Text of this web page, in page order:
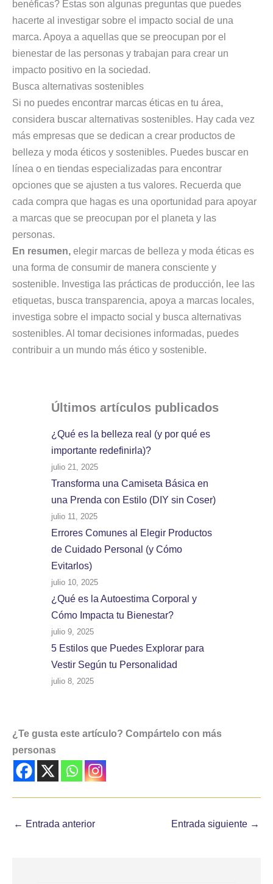
benéficas? Estas son algunas preguntas que puedes
hacerte al investigar sobre el impacto social de una
marca. Apoya a aquellas que se preocupan por el
bienestar de las personas y trabajan para crear un
impacto positivo en la sociedad.
Busca alternativas sostenibles
Si no puedes encontrar marcas éticas en tu área,
considera buscar alternativas sostenibles. Hay cada vez
más empresas que se dedican a crear productos de
belleza y moda éticos y sostenibles. Puedes buscar en
línea o en tiendas especializadas para encontrar
opciones que se ajusten a tus valores. Recuerda que
cada compra que hagas es una oportunidad para apoyar
a marcas que se preocupan por el planeta y las
personas.
En resumen, elegir marcas de belleza y moda éticas es
una forma de consumir de manera consciente y
sostenible. Investiga las prácticas de producción, lee las
etiquetas, busca transparencia, apoya a marcas locales,
investiga sobre el impacto social y busca alternativas
sostenibles. Al tomar decisiones informadas, puedes
contribuir a un mundo más ético y sostenible.
Últimos artículos publicados
¿Qué es la belleza real (y por qué es
importante redefinirla)?
julio 21, 2025
Transforma una Camiseta Básica en
una Prenda con Estilo (DIY sin Coser)
julio 11, 2025
Errores Comunes al Elegir Productos
de Cuidado Personal (y Cómo
Evitarlos)
julio 10, 2025
¿Qué es la Autoestima Corporal y
Cómo Impacta tu Bienestar?
julio 9, 2025
5 Estilos que Puedes Explorar para
Vestir Según tu Personalidad
julio 8, 2025
¿Te gusta este artículo? Compártelo con más
personas
← Entrada anterior Entrada siguiente →